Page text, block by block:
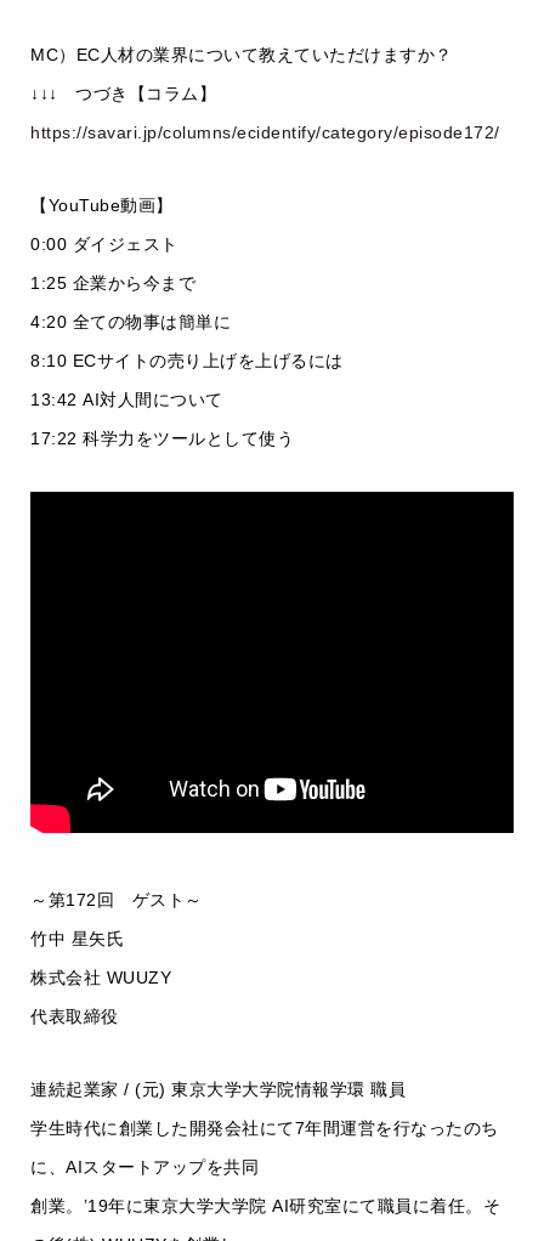
MC）EC人材の業界について教えていただけますか？
↓↓↓ つづき【コラム】
https://savari.jp/columns/ecidentify/category/episode172/
【YouTube動画】
0:00 ダイジェスト
1:25 企業から今まで
4:20 全ての物事は簡単に
8:10 ECサイトの売り上げを上げるには
13:42 AI対人間について
17:22 科学力をツールとして使う
～第172回 ゲスト～
竹中 星矢氏
株式会社 WUUZY
代表取締役
連続起業家 / (元) 東京大学大学院情報学環 職員
学生時代に創業した開発会社にて7年間運営を行なったのち
に、AIスタートアップを共同
創業。ʼ19年に東京大学大学院 AI研究室にて職員に着任。そ